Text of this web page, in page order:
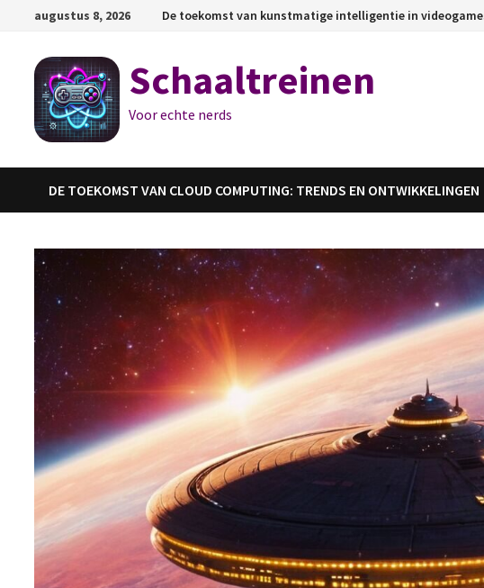
inhoud
augustus 8, 2026 De toekomst van kunstmatige intelligentie in
Schaaltreinen
Voor echte nerds
DE TOEKOMST VAN CLOUD COMPUTING: TRENDS EN ONTWIKKELINGEN